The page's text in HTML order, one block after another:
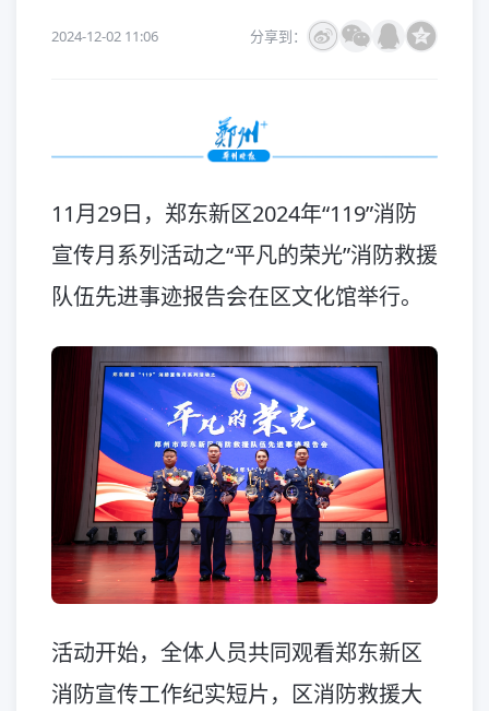
2024-12-02 11:06 分享到：
11月29日，郑东新区2024年“119”消防
宣传月系列活动之“平凡的荣光”消防救援
队伍先进事迹报告会在区文化馆举行。
活动开始，全体人员共同观看郑东新区
消防宣传工作纪实短片，区消防救援大